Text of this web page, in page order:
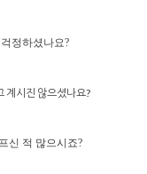
정하셨나요?
계시진 않으셨나요?
신 적 많으시죠?